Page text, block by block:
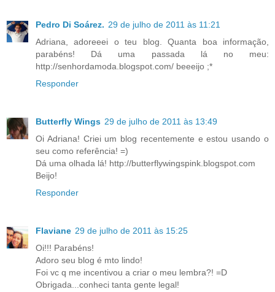
Pedro Di Soárez. 29 de julho de 2011 às 11:21
Adriana, adoreeei o teu blog. Quanta boa informação,
parabéns! Dá uma passada lá no meu:
http://senhordamoda.blogspot.com/ beeeijo ;*
Responder
Butterfly Wings 29 de julho de 2011 às 13:49
Oi Adriana! Criei um blog recentemente e estou usando o
seu como referência! =)
Dá uma olhada lá! http://butterflywingspink.blogspot.com
Beijo!
Responder
Flaviane 29 de julho de 2011 às 15:25
Oi!!! Parabéns!
Adoro seu blog é mto lindo!
Foi vc q me incentivou a criar o meu lembra?! =D
Obrigada...conheci tanta gente legal!